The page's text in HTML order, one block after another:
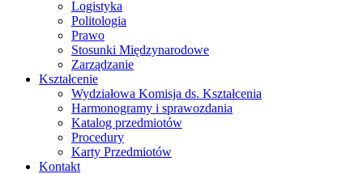
Logistyka
Politologia
Prawo
Stosunki Międzynarodowe
Zarządzanie
Kształcenie
Wydziałowa Komisja ds. Kształcenia
Harmonogramy i sprawozdania
Katalog przedmiotów
Procedury
Karty Przedmiotów
Kontakt